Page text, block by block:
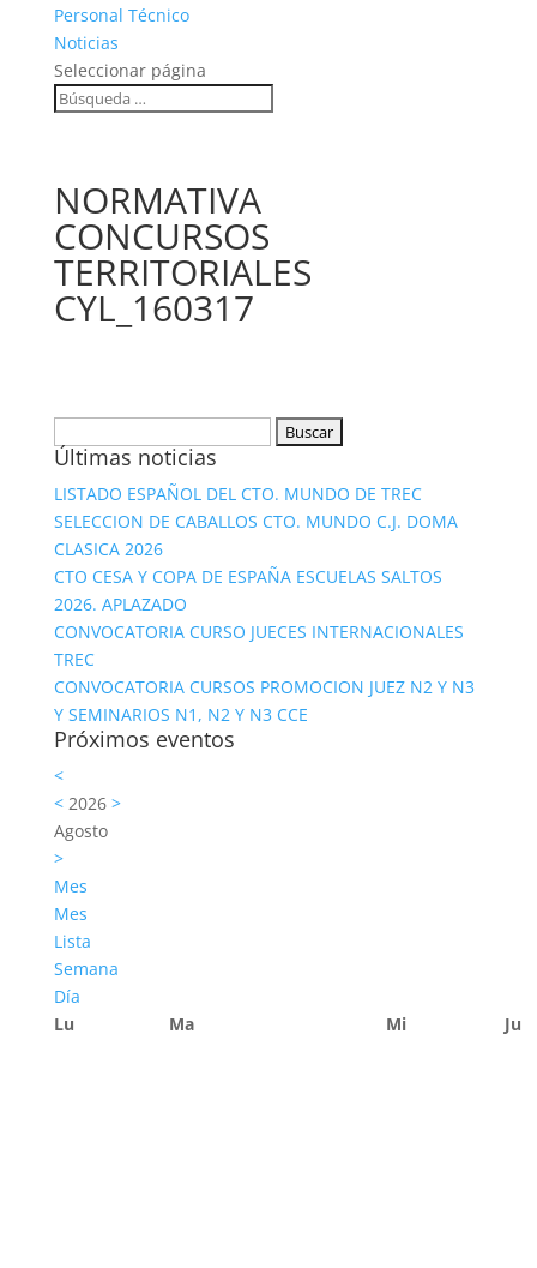
Personal Técnico
Noticias
Seleccionar página
NORMATIVA
CONCURSOS
TERRITORIALES
CYL_160317
Últimas noticias
LISTADO ESPAÑOL DEL CTO. MUNDO DE TREC
SELECCION DE CABALLOS CTO. MUNDO C.J. DOMA
CLASICA 2026
CTO CESA Y COPA DE ESPAÑA ESCUELAS SALTOS
2026. APLAZADO
CONVOCATORIA CURSO JUECES INTERNACIONALES
TREC
CONVOCATORIA CURSOS PROMOCION JUEZ N2 Y N3
Y SEMINARIOS N1, N2 Y N3 CCE
Próximos eventos
<
<2026 >
Agosto
>
Mes
Mes
Lista
Semana
Día
Lu
Ma Mi Ju